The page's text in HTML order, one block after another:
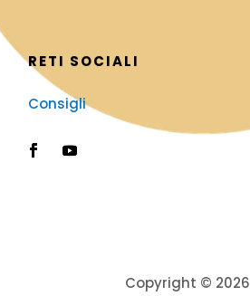
RETI SOCIALI
Consigli
Copyright © 2026